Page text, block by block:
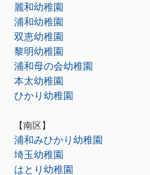
麗和幼稚園
浦和幼稚園
双恵幼稚園
黎明幼稚園
浦和母の会幼稚園
本太幼稚園
ひかり幼稚園
【南区】
浦和みひかり幼稚園
埼玉幼稚園
はとり幼稚園